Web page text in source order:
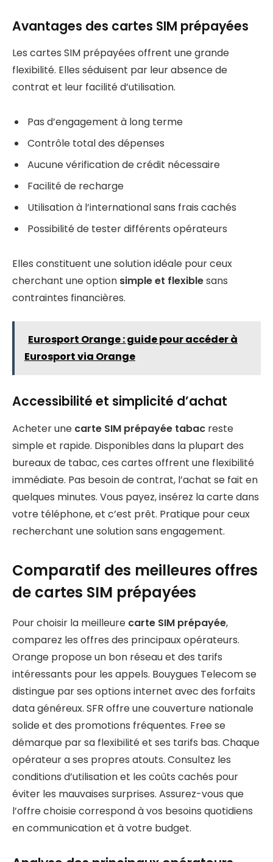
Avantages des cartes SIM prépayées
Les cartes SIM prépayées offrent une grande
flexibilité. Elles séduisent par leur absence de
contrat et leur facilité d’utilisation.
Pas d’engagement à long terme
Contrôle total des dépenses
Aucune vérification de crédit nécessaire
Facilité de recharge
Utilisation à l’international sans frais cachés
Possibilité de tester différents opérateurs
Elles constituent une solution idéale pour ceux
cherchant une option simple et flexiblesans
contraintes financières.
Eurosport Orange : guide pour accéder à
Eurosport via Orange
Accessibilité et simplicité d’achat
Acheter une carte SIM prépayée tabac reste
simple et rapide. Disponibles dans la plupart des
bureaux de tabac, ces cartes offrent une flexibilité
immédiate. Pas besoin de contrat, l’achat se fait en
quelques minutes. Vous payez, insérez la carte dans
votre téléphone, et c’est prêt. Pratique pour ceux
recherchant une solution sans engagement.
Comparatif des meilleures offres
de cartes SIM prépayées
Pour choisir la meilleure carte SIM prépayée,
comparez les offres des principaux opérateurs.
Orange propose un bon réseau et des tarifs
intéressants pour les appels. Bouygues Telecom se
distingue par ses options internet avec des forfaits
data généreux. SFR offre une couverture nationale
solide et des promotions fréquentes. Free se
démarque par sa flexibilité et ses tarifs bas. Chaque
opérateur a ses propres atouts. Consultez les
conditions d’utilisation et les coûts cachés pour
éviter les mauvaises surprises. Assurez-vous que
l’offre choisie correspond à vos besoins quotidiens
en communication et à votre budget.